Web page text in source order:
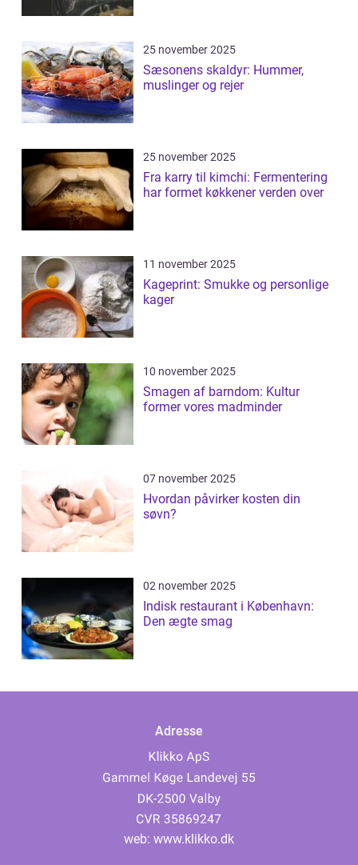
25 november 2025
Sæsonens skaldyr: Hummer,
muslinger og rejer
25 november 2025
Fra karry til kimchi: Fermentering
har formet køkkener verden over
11 november 2025
Kageprint: Smukke og personlige
kager
10 november 2025
Smagen af barndom: Kultur
former vores madminder
07 november 2025
Hvordan påvirker kosten din
søvn?
02 november 2025
Indisk restaurant i København:
Den ægte smag
Adresse
web: www.klikko.dk